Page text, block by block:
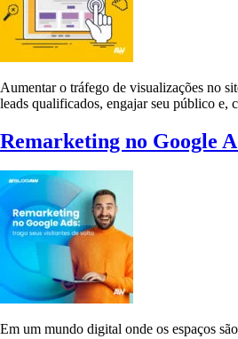
Aumentar o tráfego de visualizações no
leads qualificados, engajar seu público e,
Remarketing no Google
Em um mundo digital onde os espaços